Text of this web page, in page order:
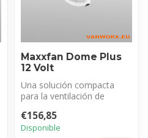
Maxxfan Dome Plus
12 Volt
Una solución compacta
para la ventilación de
y la ges...
€156,85
Disponible